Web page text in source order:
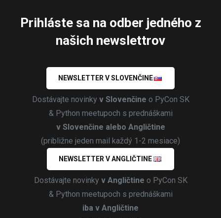
Prihláste sa na odber jedného z
našich newslettrov
NEWSLETTER V SLOVENČINE
Dostávajte novinky v Slovenčine o PyCon SK
& Python meetupoch s prednáškami
v Slovenčine alebo Angličtine
(približne jeden mail každý 1-2 mesiace)
NEWSLETTER V ANGLIČTINE
Dostávajte novinky v Angličtine o PyCon SK
& Python meetupoch s prednáškami
iba v Angličtine